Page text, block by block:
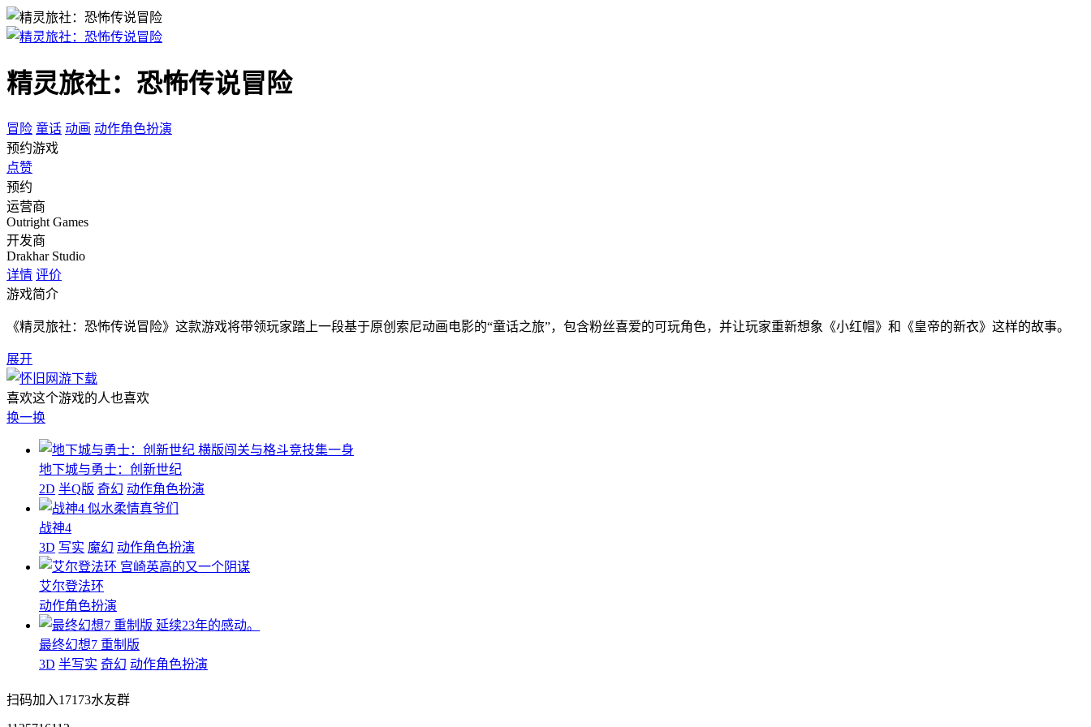
精灵旅社：恐怖传说冒险
冒险 童话 动画 动作角色扮演
预约游戏
点赞
预约
运营商
Outright Games
开发商
Drakhar Studio
详情 评价
游戏简介
《精灵旅社：恐怖传说冒险》这款游戏将带领玩家踏上一段基于原创索尼动画电影的“童话之旅”，包含粉丝喜爱的可玩角色，并让玩家重新想象《小红帽》和《皇帝的新衣》这样的故事。
展开
喜欢这个游戏的人也喜欢
换一换
横版闯关与格斗竞技集一身
地下城与勇士：创新世纪
2D 半Q版 奇幻 动作角色扮演
似水柔情真爷们
战神4
3D 写实 魔幻 动作角色扮演
宫崎英高的又一个阴谋
艾尔登法环
动作角色扮演
延续23年的感动。
最终幻想7 重制版
3D 半写实 奇幻 动作角色扮演
扫码加入17173水友群